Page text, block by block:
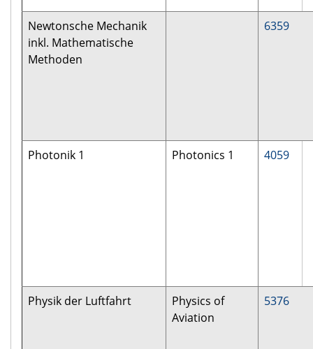
Newtonsche Mechanik
inkl. Mathematische
Methoden
6359
Photonik 1 Photonics 1 4059
Physik der Luftfahrt
Physics of
Aviation
5376